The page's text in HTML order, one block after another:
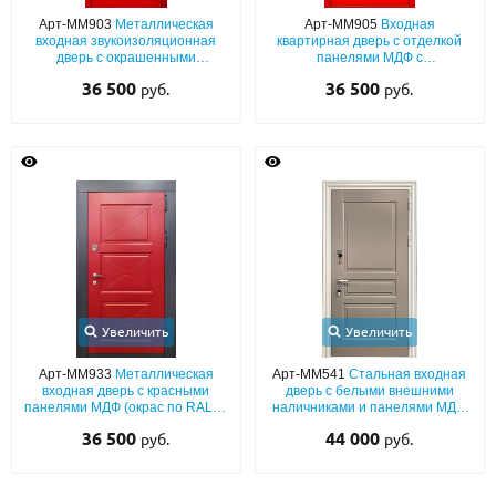
С реечным дизайном
ПО НАЗНАЧЕНИЮ
ПО ОСОБЕННОСТЯМ
Популярные двери
Двери со скидкой
ДВЕРИ С ТЕРМОРАЗРЫВОМ
ГАЛЕРЕЯ
ОПЛАТА
ДОСТАВКА
Арт-ММ903 Металлическая
входная звукоизоляционная
дверь с окрашенными
оттенок по RAL) с двух сторон
36 500 руб.
Арт-ММ905 Входная
квартирная дверь с отделкой
панелями МДФ с
по RAL) с обеих сторон
36 500 руб.
Увеличить
Арт-ММ933 Металлическая
входная дверь с красными
панелями МДФ (окрас по RAL) и
шумоизоляцией)
36 500 руб.
Увеличить
Арт-ММ541Стальная входная
дверь с белыми внешними
наличниками и панелями МДФ
сторон
44 000 руб.